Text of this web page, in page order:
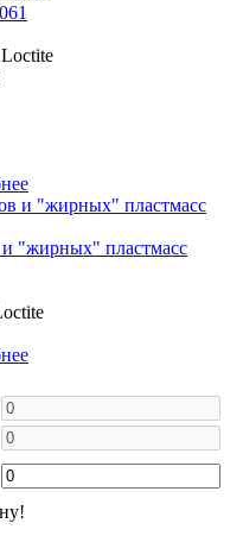
"жирных" пластмасс